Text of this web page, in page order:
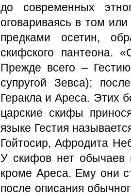
до современных
оговариваясь в том
предками осетин,
скифского пантеона.
Прежде всего –
супругой Зевса);
Геракла и Ареса. Этих
царские скифы
языке Гестия
Гойтосир, Афродита
У скифов нет обычаев
кроме Ареса. Ему они
после описания